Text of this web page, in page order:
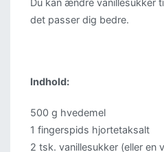
Du kan ændre vanillesukker
det passer dig bedre.
Indhold:
500 g hvedemel
1 fingerspids hjortetaksalt
2 tsk. vanillesukker (eller en